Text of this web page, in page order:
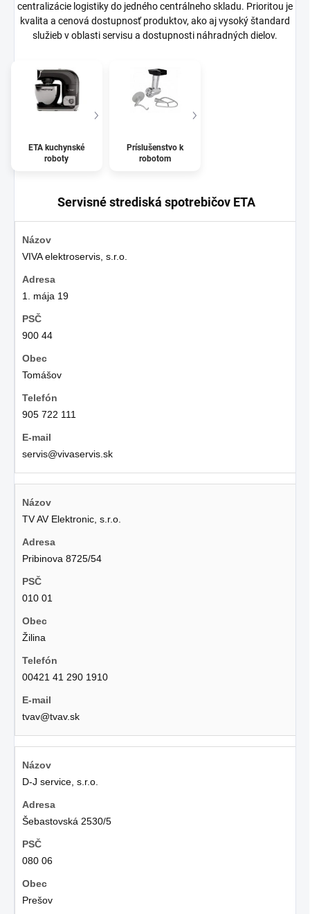
centralizácie logistiky do jedného centrálneho skladu. Prioritou je
kvalita a cenová dostupnosť produktov, ako aj vysoký štandard
služieb v oblasti servisu a dostupnosti náhradných dielov.
ETA kuchynské
roboty
Príslušenstvo k
robotom
Servisné strediská spotrebičov ETA
VIVA elektroservis, s.r.o.
1. mája 19
900 44
Tomášov
905 722 111
servis@vivaservis.sk
TV AV Elektronic, s.r.o.
Pribinova 8725/54
010 01
Žilina
00421 41 290 1910
tvav@tvav.sk
D-J service, s.r.o.
Šebastovská 2530/5
080 06
Prešov